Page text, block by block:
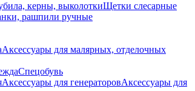
керны, выколоткиЩетки слесарные
рашпили ручные
Аксессуары для малярных, отделочных
Спецобувь
Аксессуары для генераторовАксессуары для